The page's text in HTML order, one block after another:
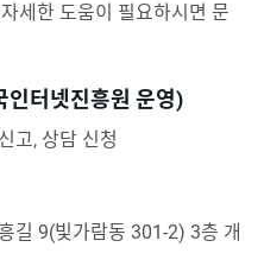
세한 도움이 필요하시면 문
인터넷진흥원 운영)
고, 상담 신청
길 9(빛가람동 301-2) 3층 개